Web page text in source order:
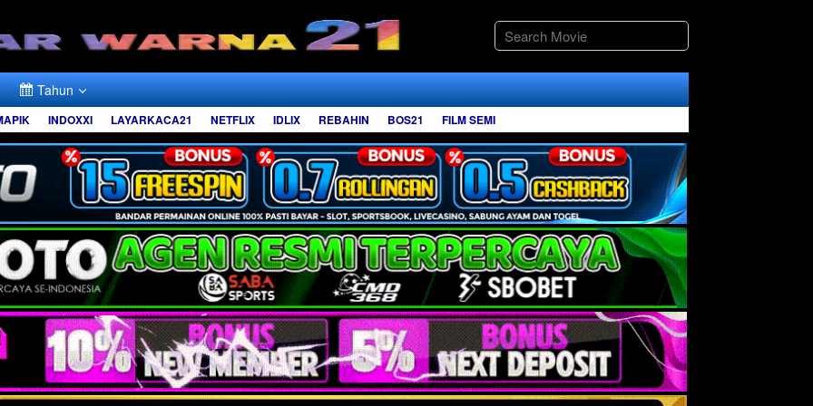
Tahun
INDOXXI LAYARKACA21 NETFLIX IDLIX REBAHIN BOS21 FILM SEMI